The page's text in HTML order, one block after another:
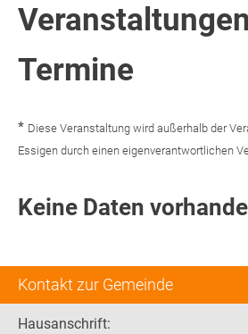
Kontakt zur Gemeinde
Hausanschrift:
Termine
* Diese Veranstaltung wird außerhalb der
Essigen durch einen eigenverantwortlichen
Keine Daten